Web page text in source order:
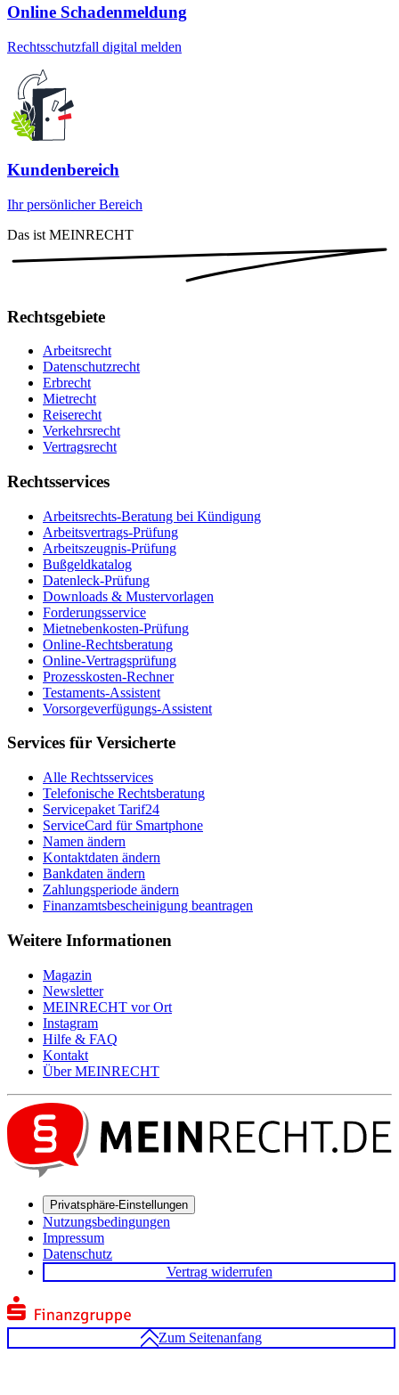
Online Schadenmeldung
Rechtsschutzfall digital melden
Kundenbereich
Ihr persönlicher Bereich
Das ist MEINRECHT
Rechtsgebiete
Arbeitsrecht
Datenschutzrecht
Erbrecht
Mietrecht
Reiserecht
Verkehrsrecht
Vertragsrecht
Rechtsservices
Arbeitsrechts-Beratung bei Kündigung
Arbeitsvertrags-Prüfung
Arbeitszeugnis-Prüfung
Bußgeldkatalog
Datenleck-Prüfung
Downloads & Mustervorlagen
Forderungsservice
Mietnebenkosten-Prüfung
Online-Rechtsberatung
Online-Vertragsprüfung
Prozesskosten-Rechner
Testaments-Assistent
Vorsorgeverfügungs-Assistent
Services für Versicherte
Alle Rechtsservices
Telefonische Rechtsberatung
Servicepaket Tarif24
ServiceCard für Smartphone
Namen ändern
Kontaktdaten ändern
Bankdaten ändern
Zahlungsperiode ändern
Finanzamtsbescheinigung beantragen
Weitere Informationen
Magazin
Newsletter
MEINRECHT vor Ort
Instagram
Hilfe & FAQ
Kontakt
ÜberMEINRECHT
Privatsphäre-Einstellungen
Nutzungsbedingungen
Impressum
Datenschutz
Vertrag widerrufen
Zum Seitenanfang